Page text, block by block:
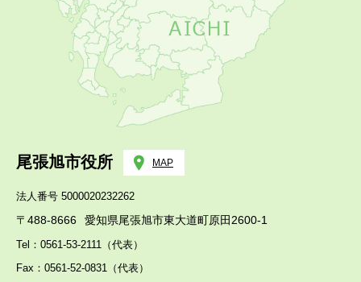
尾張旭市役所 MAP
法人番号 5000020232262
〒488-8666 愛知県尾張旭市東大道町原田2600-1
Tel：0561-53-2111（代表）
Fax：0561-52-0831（代表）